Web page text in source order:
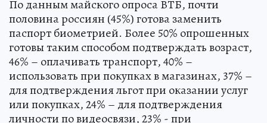
По данным майского опроса ВТБ, почти
половина россиян (45%) готова заменить
паспорт биометрией. Более 50% опрошенных
готовы таким способом подтверждать возраст,
46% – оплачивать транспорт, 40% –
использовать при покупках в магазинах, 37% –
для подтверждения льгот при оказании услуг
или покупках, 24% – для подтверждения
личности по видеосвязи, 23% - при